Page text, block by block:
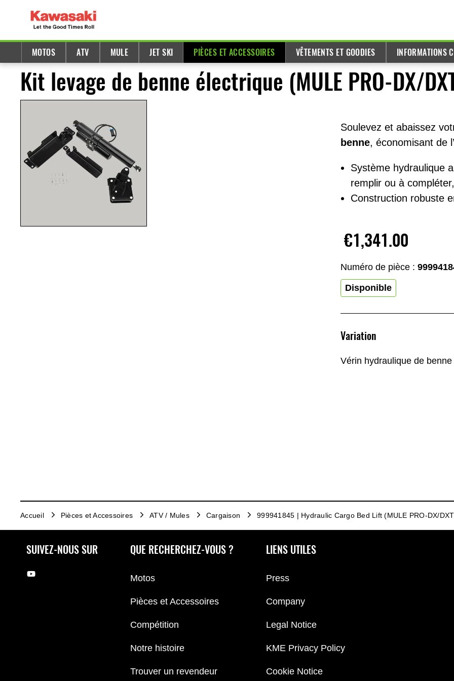
MOTOS ATV MULE JET SKI PIÈCES ET ACCESSOIRES VÊTEMENTS ET GOODIES INFORMATIONS
Kit levage de benne électrique (MULE PRO-DX/
Soulevez et abaissez
benne, économisant de
Système hydraulique
remplir ou à
Construction robuste
€1,341.00
Numéro de pièce :
Disponible
Variation
Vérin hydraulique de benne
Accueil Pièces et Accessoires ATV / Mules Cargaison 999941845 | Hydraulic Cargo Bed Lift (MULE PRO-DX/
SUIVEZ-NOUS SUR QUE RECHERCHEZ-VOUS ?
Motos
Pièces et Accessoires
Compétition
Notre histoire
Trouver un revendeur
LIENS UTILES
Press
Company
Legal Notice
KME Privacy Policy
Cookie Notice